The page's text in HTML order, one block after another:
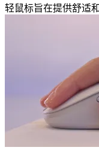
轻鼠标旨在提供舒适